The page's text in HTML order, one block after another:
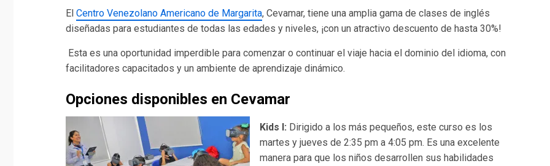
El Centro Venezolano Americano de Margarita, Cevamar, tiene una amplia gama de clases de inglés
diseñadas para estudiantes de todas las edades y niveles, ¡con un atractivo descuento de hasta 30%!
Esta es una oportunidad imperdible para comenzar o continuar el viaje hacia el dominio del idioma, con
facilitadores capacitados y un ambiente de aprendizaje dinámico.
Opciones disponibles en Cevamar
Kids I: Dirigido a los más pequeños, este curso es los
martes y jueves de 2:35 pm a 4:05 pm. Es una excelente
manera para que los niños desarrollen sus habilidades